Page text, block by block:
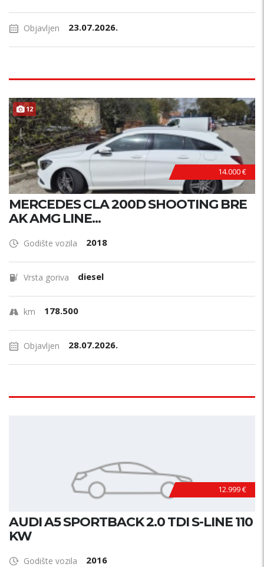
Objavljen 23.07.2026.
12
14.000 €
MERCEDES CLA 200D SHOOTING BRE
AK AMG LINE...
Godište vozila 2018
Vrsta goriva diesel
km 178.500
Objavljen 28.07.2026.
12.999 €
AUDI A5 SPORTBACK 2.0 TDI S-LINE 110
KW
Godište vozila 2016